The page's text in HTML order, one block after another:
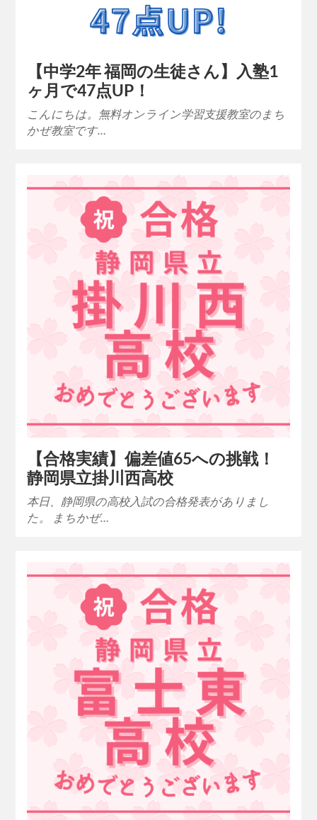
【中学2年 福岡の生徒さん】入塾1
ヶ月で47点UP！
こんにちは。無料オンライン学習支援教室のまち
かぜ教室です…
【合格実績】偏差値65への挑戦！
静岡県立掛川西高校
本日、静岡県の高校入試の合格発表がありまし
た。 まちかぜ…